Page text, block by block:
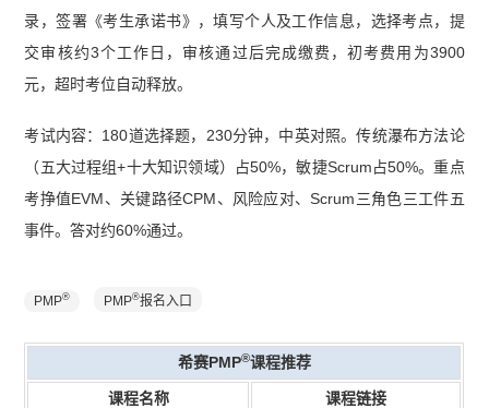
录，签署《考生承诺书》，填写个人及工作信息，选择考点，提
交审核约3个工作日，审核通过后完成缴费，初考费用为3900
元，超时考位自动释放。
考试内容：180道选择题，230分钟，中英对照。传统瀑布方法论
（五大过程组+十大知识领域）占50%，敏捷Scrum占50%。重点
考挣值EVM、关键路径CPM、风险应对、Scrum三角色三工件五
事件。答对约60%通过。
PMP® PMP®报名入口
希赛PMP®课程推荐
课程名称 课程链接